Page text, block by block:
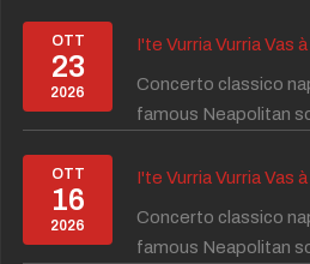
OTT
23
2026
I'te Vurria Vurria Vas à
Concerto classico
famous Neapolitan
OTT
16
2026
I'te Vurria Vurria Vas à
Concerto classico
famous Neapolitan